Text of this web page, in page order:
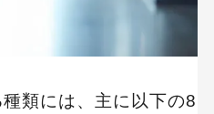
類には、主に以下の8